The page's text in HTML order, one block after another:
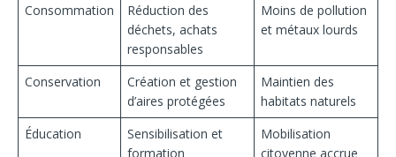
Consommation
Réduction des
déchets, achats
responsables
Moins de pollution
et métaux lourds
Conservation
Création et gestion
d’aires protégées
Maintien des
habitats naturels
Éducation
Sensibilisation et
formation
Mobilisation
citoyenne accrue